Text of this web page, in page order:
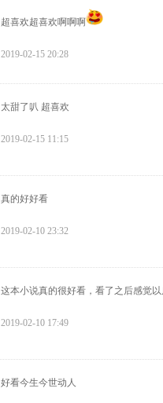
超喜欢超喜欢啊啊啊
2019-02-15 20:28
太甜了叭 超喜欢
2019-02-15 11:15
真的好好看
2019-02-10 23:32
这本小说真的很好看，看了之后感觉
2019-02-10 17:49
好看今生今世动人